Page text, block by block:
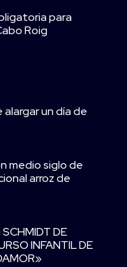
para
Roig
un día de
medio siglo de
arroz de
DE
INFANTIL DE